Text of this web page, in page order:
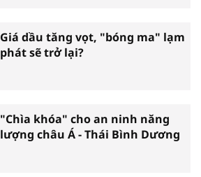
Giá dầu tăng vọt, "bóng ma" lạm
phát sẽ trở lại?
"Chìa khóa" cho an ninh năng
lượng châu Á - Thái Bình Dương